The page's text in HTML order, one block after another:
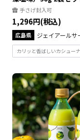
手さげ封入可
1,296円(税込)
広島県 ジェイアールサ
カリッと香ばしいカシュー